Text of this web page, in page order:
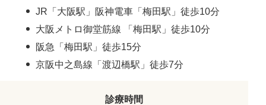
JR「大阪駅」阪神電車「梅田駅」徒歩10分
大阪メトロ御堂筋線 「梅田駅」徒歩10分
阪急「梅田駅」徒歩15分
京阪中之島線「渡辺橋駅」徒歩7分
診療時間